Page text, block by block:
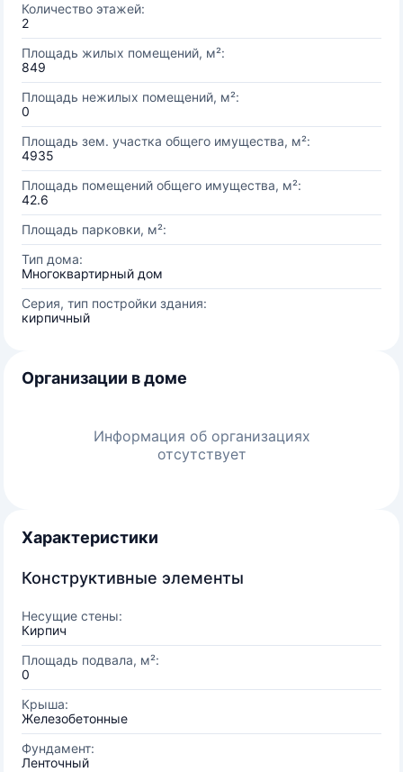
Количество этажей:
2
Площадь жилых помещений, м²:
849
Площадь нежилых помещений, м²:
0
Площадь зем. участка общего имущества, м²:
4935
Площадь помещений общего имущества, м²:
42.6
Площадь парковки, м²:
Тип дома:
Многоквартирный дом
Серия, тип постройки здания:
кирпичный
Организации в доме
Информация об организациях
отсутствует
Характеристики
Конструктивные элементы
Несущие стены:
Кирпич
Площадь подвала, м²:
0
Крыша:
Железобетонные
Фундамент:
Ленточный